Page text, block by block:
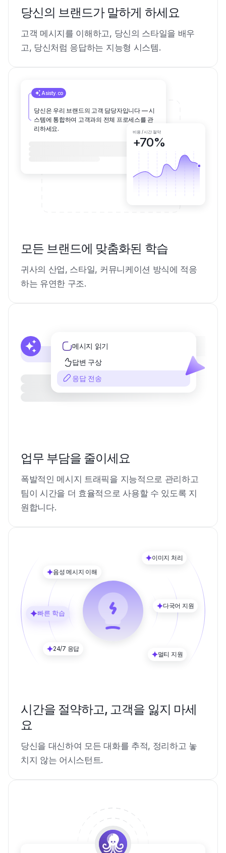
당신의 브랜드가 말하게 하세요
고객 메시지를 이해하고, 당신의 스타일을 배우
고, 당신처럼 응답하는 지능형 시스템.
Asisty.co
당신은 우리 브랜드의 고객 담당자입니다 — 시
스템에 통합하여 고객과의 전체 프로세스를 관
리하세요.
비용 / 시간 절약
+70%
모든 브랜드에 맞춤화된 학습
귀사의 산업, 스타일, 커뮤니케이션 방식에 적응
하는 유연한 구조.
메시지 읽기
답변 구상
응답 전송
업무 부담을 줄이세요
폭발적인 메시지 트래픽을 지능적으로 관리하고
팀이 시간을 더 효율적으로 사용할 수 있도록 지
원합니다.
음성 메시지 이해
이미지 처리
빠른 학습
다국어 지원
24/7 응답
멀티 지원
시간을 절약하고, 고객을 잃지 마세
요
당신을 대신하여 모든 대화를 추적, 정리하고 놓
치지 않는 어시스턴트.